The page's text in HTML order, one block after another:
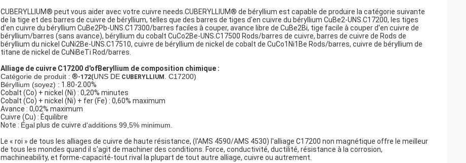
CUBERYLLIUM® peut vous aider avec votre cuivre needs.CUBERYLLIUM® de béryllium est capable de produire la catégorie suivante
de la tige et des barres de cuivre de béryllium, telles que des barres de tiges d'en cuivre du béryllium CuBe2-UNS.C17200, les tiges
d'en cuivre du béryllium CuBe2Pb-UNS.C17300/barres faciles à couper, avance libre de CuBe2Bi, tige facile à couper d'en cuivre de
béryllium/barres (sans avance), béryllium du cobalt CuCo2Be-UNS.C17500 Rods/barres de cuivre, barres de cuivre de Rods de
béryllium du nickel CuNi2Be-UNS.C17510, cuivre de béryllium de nickel de cobalt de CuCo1Ni1Be Rods/barres, cuivre de béryllium de
titane de nickel de CuNiBeTi Rod/barres.
Alliage de cuivre C17200 d'ofBeryllium de composition chimique :
Catégorie de produit : ®-172(UNS DE CUBERYLLIUM
. C17200)
Béryllium (soyez) : 1.80-2.00%
Cobalt (Co) + nickel (Ni) : 0,20% minutes
Cobalt (Co) + nickel (Ni) + fer (Fe) : 0,60% maximum
Avance : 0,02% maximum
Cuivre (Cu) : Équilibre
Note : Égalplus de cuivre d'additions 99,5% minimum.
Le « roi » de tous les alliages de cuivre de haute résistance, (l'AMS 4590/AMS 4530) l'alliage C17200 non magnétique offre le meilleur
de tous les mondes quand il s'agit de machiner des conditions. Force, conductivité, ductilité, résistance à la corrosion,
machineability, et forme-capacité-tout rival la plupart de tout autre alliage, cuivre ou autrement.